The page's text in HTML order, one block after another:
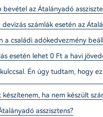
az Átalányadó
számlák esetén az
a családi adókedvezmény
esetén lehet 0 Ft a havi
Én úgy tudtam, hogy
ha nem készült
asszisztens?